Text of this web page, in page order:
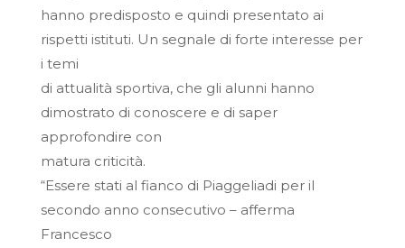
hanno predisposto e quindi presentato ai
rispetti istituti. Un segnale di forte interesse per
i temi
di attualità sportiva, che gli alunni hanno
dimostrato di conoscere e di saper
approfondire con
matura criticità.
“Essere stati al fianco di Piaggeliadi per il
secondo anno consecutivo – afferma
Francesco